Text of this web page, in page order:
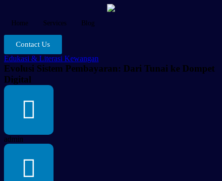
Home Services Blog
Contact Us
Edukasi & Literasi Kewangan
Evolusi Sistem Pembayaran: Dari Tunai ke Dompet
Digital
admin